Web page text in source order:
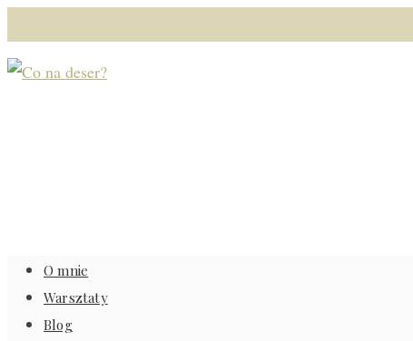
O mnie
Warsztaty
Blog